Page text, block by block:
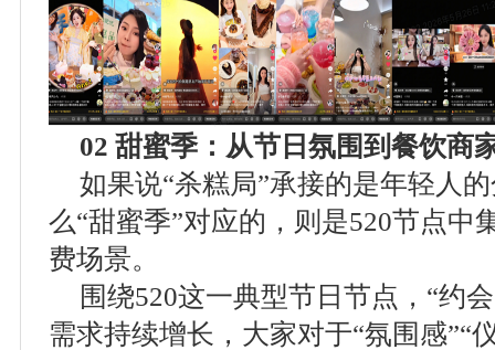
02 甜蜜季：从节日氛围到餐饮商
如果说“杀糕局”承接的是年轻人
么“甜蜜季”对应的，则是520节点中
费场景。
围绕520这一典型节日节点，“约
需求持续增长，大家对于“氛围感”“